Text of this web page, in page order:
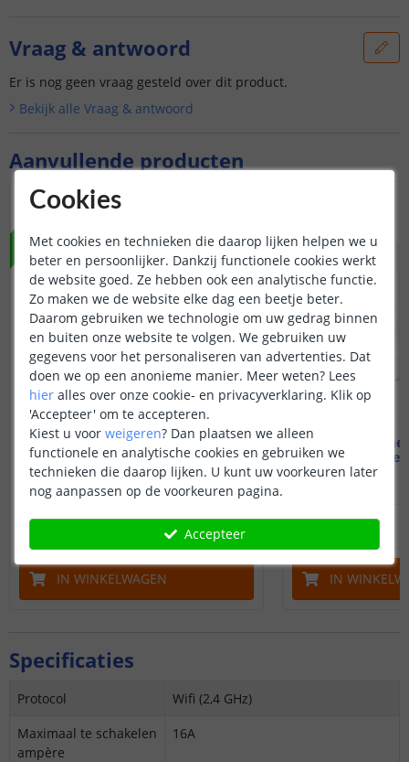
Aanvullende producten
NIEUW
Slim koffiezetapparaat
Start de dag goed
8,95
IN WINKELWAGEN
Voorkom
IN
Vraag & antwoord
Er is nog geen vraag gesteld over dit product.
Bekijk alle Vraag & antwoord
Specificaties
Protocol
Wifi (2,4 GHz)
Maximaal te schakelen
ampère
16A
Cookies
Met cookies en technieken die daarop lijken helpen we u
beter en persoonlijker. Dankzij functionele cookies werkt
de website goed. Ze hebben ook een analytische functie.
Zo maken we de website elke dag een beetje beter.
Daarom gebruiken we technologie om uw gedrag binnen
en buiten onze website te volgen. We gebruiken uw
gegevens voor het personaliseren van advertenties. Dat
doen we op een anonieme manier. Meer weten? Lees
hier alles over onze cookie- en privacyverklaring. Klik op
'Accepteer' om te accepteren.
Kiest u voor weigeren? Dan plaatsen we alleen
functionele en analytische cookies en gebruiken we
technieken die daarop lijken. U kunt uw voorkeuren later
nog aanpassen op de voorkeuren pagina.
Accepteer